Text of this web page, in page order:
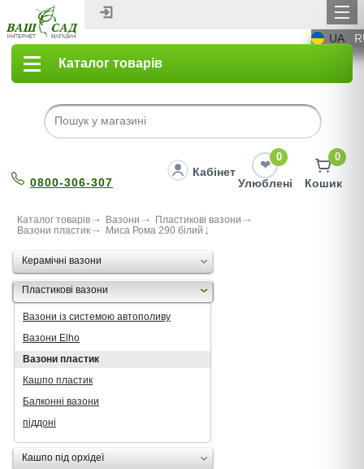
UA
Каталог товарів
0800-306-307
Кабінет
0
Улюблені
0
Кошик
Каталог товарів Вазони
Пластикові вазони
Вазони пластик
Миса Рома 290 бiлий
Керамічні вазони
Пластикові вазони
Вазони із системою автополиву
Вазони Elho
Вазони пластик
Кашпо пластик
Балконні вазони
піддоні
Кашпо під орхідеї